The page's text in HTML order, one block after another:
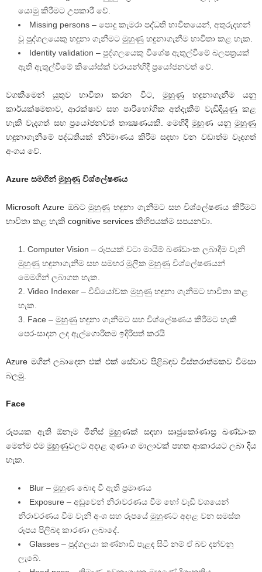
යොමු කිරීමට උපකාරී වේ.
Missing persons – පොදු කැමරා පද්ධති භාවිතයෙන්, අතුරුදහන්
වූ පුද්ගලයෙකු හඳුනා ගැනීමට මුහුණු හඳුනාගැනීම භාවිතා කළ හැක.
Identity validation – පුද්ගලයෙකු විශේෂ ඇතුල්වීමේ බලපත්‍රයක්
ඇති ඇතුල්වීමේ කියෝස්ක් වරායන්හිදී ප්‍රයෝජනවත් වේ.
වගකීමෙන් යුතුව භාවිතා කරන විට, මුහුණු හඳුනාගැනීම යනු
කාර්යක්ෂමතාව, ආරක්ෂාව සහ පාරිභෝගික අත්දැකීම් වැඩිදියුණු කළ
හැකි වැදගත් සහ ප්‍රයෝජනවත් තාක්‍ෂණයකි. මෙහිදී මුහුණ යනු මුහුණු
හඳුනාගැනීමේ පද්ධතියක් නිර්මාණය කිරීම සඳහා වන වඩාත්ම වැදගත්
අංගය වේ.
Azure සමගින් මුහුණු විශ්ලේෂණය
Microsoft Azure ඔබට මුහුණු හඳුනා ගැනීමට සහ විශ්ලේෂණය කිරීමට
භාවිතා කළ හැකි cognitive services කිහිපයක්ම සපයනවා.
Computer Vision – රූපයක් වටා මායිම් ඛණ්ඩාංක ලබාදීම වැනි
මුහුණු හඳුනාගැනීම සහ සමහර මූලික මුහුණු විශ්ලේෂණයන්
මෙමගින් ලබාගත හැක.
Video Indexer – වීඩියෝවක මුහුණු හඳුනා ගැනීමට භාවිතා කළ
හැක.
Face – මුහුණු හඳුනා ගැනීමට සහ විශ්ලේෂණය කිරීමට හැකි
පෙර-සාදන ලද ඇල්ගොරිතම ඉදිරිපත් කරයි
Azure මගින් ලබාදෙන එක් එක් සේවාව පිළිබඳව විස්තරාත්මකව විමසා
බලමු.
Face
රූපයක ඇති ඕනෑම මිනිස් මුහුණක් සඳහා සෘජුකෝණාස්‍ර ඛණ්ඩාංක
මෙන්ම එම මුහුණුවලට අදාළ ගුණාංග මාලාවක් පහත ආකාරයට ලබා දිය
හැක.
Blur – මුහුණ බොඳ වී ඇති ප්‍රමාණය
Exposure – අඩුවෙන් නිරාවරණය වීම හෝ වැඩි වශයෙන්
නිරාවරණය වීම වැනි අංශ සහ රූපයේ මුහුණට අදාළ වන සමස්ත
රූපය පිලිබඳ කාරණා ලබාදේ.
Glasses – පුද්ගලයා කණ්නාඩි පැළඳ සිටී නම් ඒ බව දන්වනු
ලැබේ.